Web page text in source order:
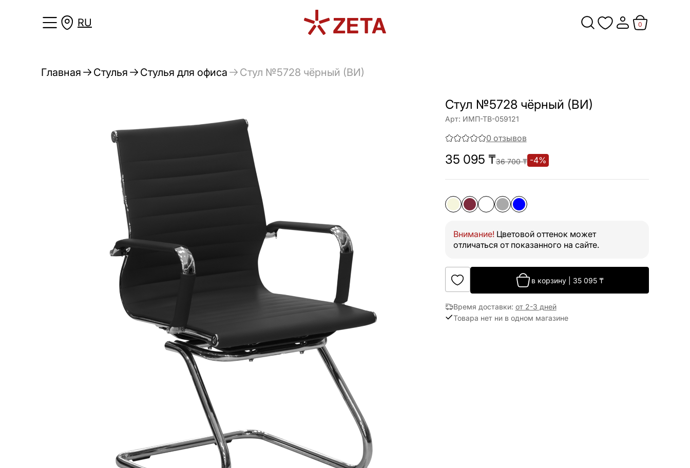
RU 0
Главная Стулья Стулья для офиса Стул №5728 чёрный (ВИ)
Стул №5728 чёрный (ВИ)
Арт: ИМП-ТВ-059121
0 отзывов
35 095 ₸36 700₸ -4%
Внимание! Цветовой оттенок может
отличаться от показанного на сайте.
в корзину 35 095 ₸
Время доставки: от 2-3 дней
Товара нет ни в одном магазине